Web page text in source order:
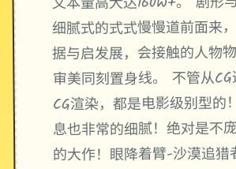
细腻式的式式慢慢道前面来
据与启发展，会接触的人物物
审美同刻置身线。 不管从
CG渲染，都是电影级别型的
息也非常的细腻！绝对是不
的大作！眼降着臂-沙漠追猎